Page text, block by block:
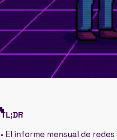
TL;DR
• El informe mensual de